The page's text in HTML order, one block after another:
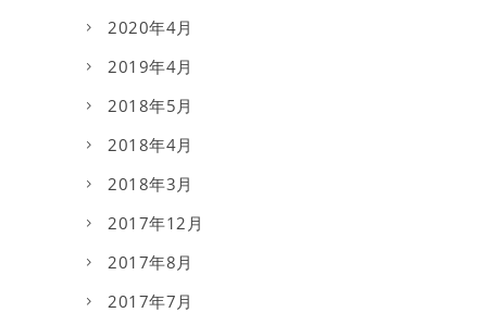
2020年4月
2019年4月
2018年5月
2018年4月
2018年3月
2017年12月
2017年8月
2017年7月